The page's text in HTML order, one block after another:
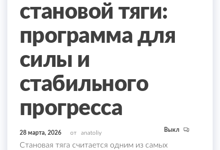
становой тяги:
программа для
силы и
стабильного
прогресса
28 марта, 2026 от anatoliy Выкл
Становая тяга считается одним из самых